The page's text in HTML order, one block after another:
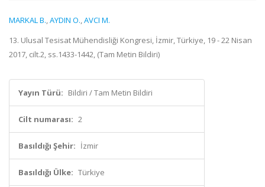
MARKAL B.,AYDIN O.,AVCI M.
13. Ulusal Tesisat Mühendisliği Kongresi, İzmir, Türkiye, 19 - 22 Nisan
2017, cilt.2, ss.1433-1442, (Tam Metin Bildiri)
Yayın Türü: Bildiri / Tam Metin Bildiri
Cilt numarası: 2
Basıldığı Şehir: İzmir
Basıldığı Ülke: Türkiye